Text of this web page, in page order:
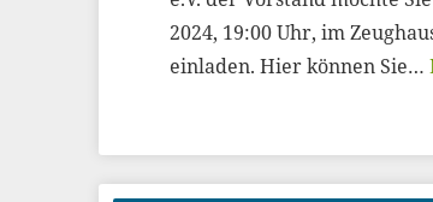
2024, 19:00 Uhr, im
einladen. Hier können Sie…